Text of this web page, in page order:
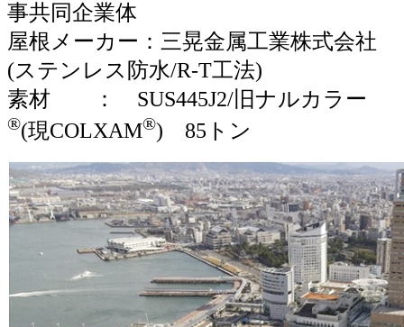
事共同企業体
屋根メーカー：三晃金属工業株式会社
(ステンレス防水/R-T工法)
素材 ： SUS445J2/旧ナルカラー
®(現COLXAM®) 85トン